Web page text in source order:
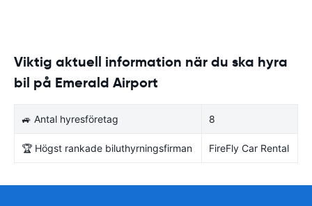
Viktig aktuell information när du ska hyra
bil på Emerald Airport
🚙 Antal hyresföretag 8
🏆 Högst rankade biluthyrningsfirman FireFly Car Rental